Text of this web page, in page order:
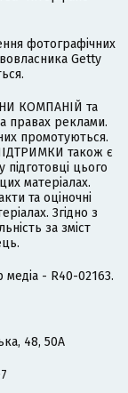
фотографічних
Getty
КОМПАНІЙ та
правах реклами.
промотуються.
також є
цього
матеріалах.
та оціночні
Згідно з
за зміст
медіа - R40-02163.
48, 50А